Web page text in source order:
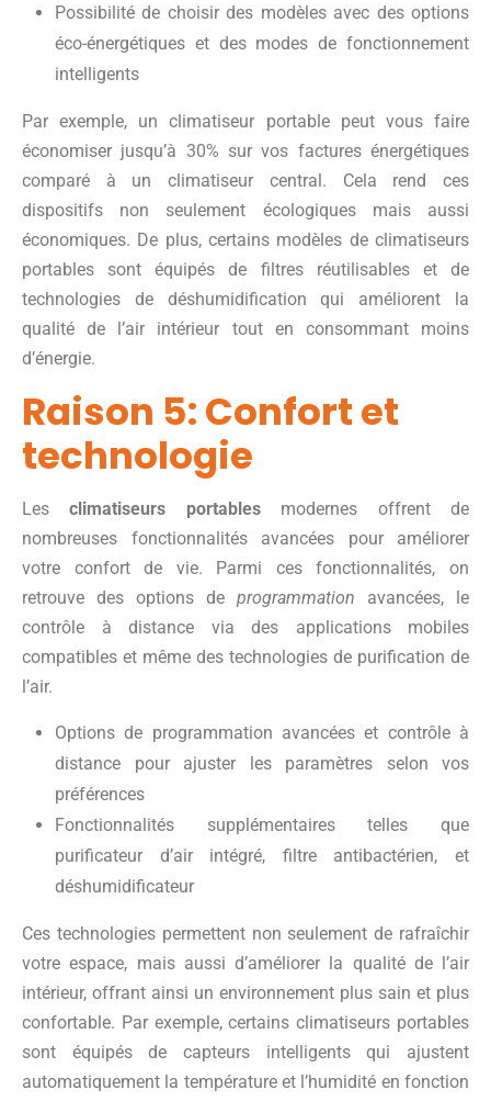
Possibilité de choisir des modèles avec des options
éco-énergétiques et des modes de fonctionnement
intelligents
Par exemple, un climatiseur portable peut vous faire
économiser jusqu’à 30% sur vos factures énergétiques
comparé à un climatiseur central. Cela rend ces
dispositifs non seulement écologiques mais aussi
économiques. De plus, certains modèles de climatiseurs
portables sont équipés de filtres réutilisables et de
technologies de déshumidification qui améliorent la
qualité de l’air intérieur tout en consommant moins
d’énergie.
Raison 5: Confort et
technologie
Lesclimatiseurs portablesmodernes offrent de
nombreuses fonctionnalités avancées pour améliorer
votre confort de vie. Parmi ces fonctionnalités, on
retrouve des options de programmation avancées, le
contrôle à distance via des applications mobiles
compatibles et même des technologies de purification de
l’air.
Options de programmation avancées et contrôle à
distance pour ajuster les paramètres selon vos
préférences
Fonctionnalités supplémentaires telles que
purificateur d’air intégré, filtre antibactérien, et
déshumidificateur
Ces technologies permettent non seulement de rafraîchir
votre espace, mais aussi d’améliorer la qualité de l’air
intérieur, offrant ainsi un environnement plus sain et plus
confortable. Par exemple, certains climatiseurs portables
sont équipés de capteurs intelligents qui ajustent
automatiquement la température et l’humidité en fonction